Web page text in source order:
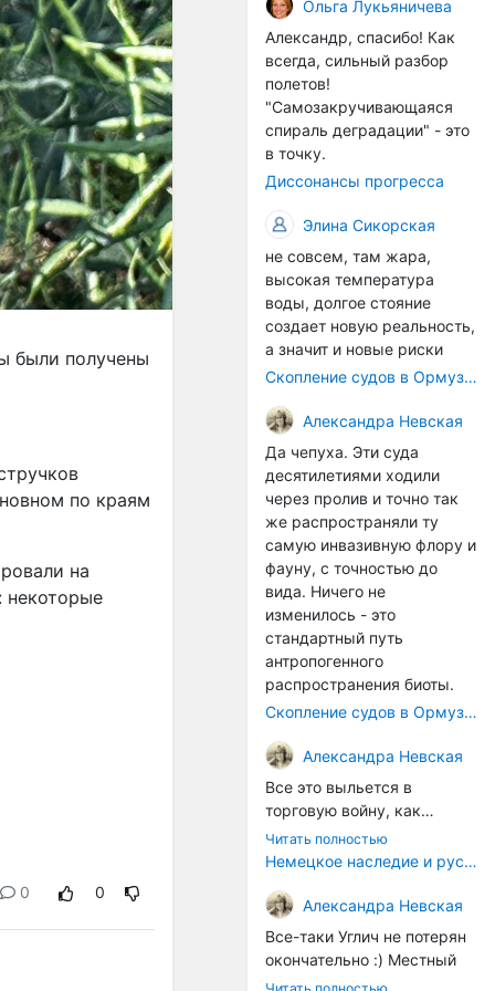
были получены
по краям
на
некоторые
0 0
организмы, и потом они
могут быть перенесены в
другие регионы. Поэтому
проблема вполне реальная
— просто я бы говорила не
о неизбежной катастрофе,
а о повышенном риске,
который нельзя
игнорировать. А так да 👍
Ольга Лукьяничева
Александр, спасибо! Как
всегда, сильный разбор
полетов!
"Самозакручивающаяся
спираль деградации" - это
в точку.
Диссонансы прогресса
Элина Сикорская
не совсем, там жара,
высокая температура
воды, долгое стояние
создает новую реальность,
а значит и новые риски
Скопление судов в Ормузском проливе грозит катастрофическим распространением инвазивных видов
Александра Невская
Да чепуха. Эти суда
десятилетиями ходили
через пролив и точно так
же распространяли ту
самую инвазивную флору и
фауну, с точностью до
вида. Ничего не
изменилось - это
стандартный путь
антропогенного
распространения биоты.
Скопление судов в Ормузском проливе грозит катастрофическим распространением инвазивных видов
Александра Невская
Все это выльется в
торговую войну, как
печально известная война
за Адыгейский сыр. Собаки
Когда региональный
продукт начнут делать
многие мастера региона, а
не единицы энтузиастов,
Читать полностью
Немецкое наследие и русский характер: история колбасного дела в Российской империи
Александра Невская
Все-таки Углич не потерян
окончательно :) Местный
институт сыроделия